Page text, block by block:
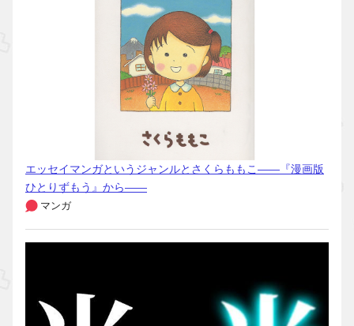
エッセイマンガというジャンルとさくらももこ――『漫画版
ひとりずもう』から――
マンガ